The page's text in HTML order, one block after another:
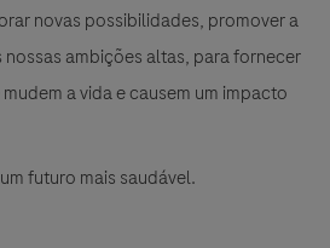
novas possibilidades, promover a
nossas ambições altas, para fornecer
a vida e causem um impacto
futuro mais saudável.